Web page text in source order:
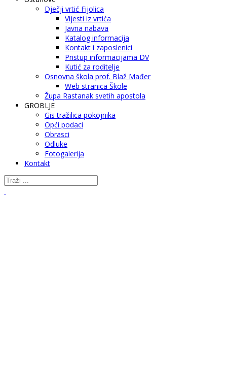
Dječji vrtić Fijolica
Vijesti iz vrtića
Javna nabava
Katalog informacija
Kontakt i zaposlenici
Pristup informacijama DV
Kutić za roditelje
Osnovna škola prof. Blaž Mađer
Web stranica Škole
Župa Rastanak svetih apostola
GROBLJE
Gis tražilica pokojnika
Opći podaci
Obrasci
Odluke
Fotogalerija
Kontakt